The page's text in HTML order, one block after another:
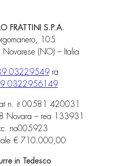
FRATTINI S.P.A.
105
(NO) – Italia
03229549ra
0322956149
n. it 00581 420031
Novara – rea 133931
no005923
€ 710.000,00
in Tedesco